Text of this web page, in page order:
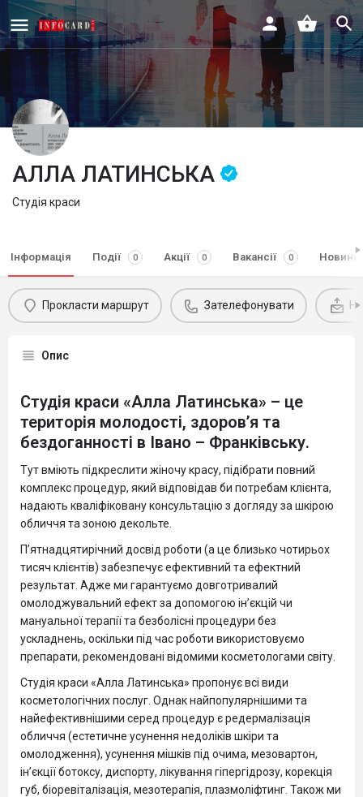
АЛЛА ЛАТИНСЬКА
Студія краси
Інформація Події 0 Акції 0 Вакансії 0 Новини
Прокласти маршрут Зателефонувати
Опис
Студія краси «Алла Латинська» – це
територія молодості, здоров’я та
бездоганності в Івано – Франківську.
Тут вміють підкреслити жіночу красу, підібрати повний
комплекс процедур, який відповідав би потребам клієнта,
надають кваліфіковану консультацію з догляду за шкірою
обличчя та зоною декольте.
П’ятнадцятирічний досвід роботи (а це близько чотирьох
тисяч клієнтів) забезпечує ефективний та ефектний
результат. Адже ми гарантуємо довготривалий
омолоджувальний ефект за допомогою ін’єкцій чи
мануальної терапії та безболісні процедури без
ускладнень, оскільки під час роботи використовуємо
препарати, рекомендовані відомими косметологами світу.
Студія краси «Алла Латинська» пропонує всі види
косметологічних послуг. Однак найпопулярнішими та
найефективнішими серед процедур є редермалізація
обличчя (естетичне усунення недоліків шкіри та
омолодження), усунення мішків під очима, мезовартон,
ін’єкції ботоксу, диспорту, лікування гіпергідрозу, корекція
губ, біоревіталізація, мезотерапія, плазмоліфтинг. Також ми